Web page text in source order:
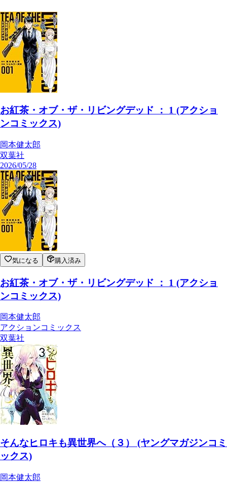
お紅茶・オブ・ザ・リビングデッド ： 1 (アクショ
ンコミックス)
岡本健太郎
双葉社
2026/05/28
気になる 購入済み
お紅茶・オブ・ザ・リビングデッド ： 1 (アクショ
ンコミックス)
岡本健太郎
アクションコミックス
双葉社
そんなヒロキも異世界へ（３） (ヤングマガジンコミ
ックス)
岡本健太郎